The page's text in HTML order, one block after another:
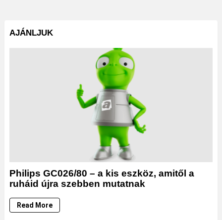
AJÁNLJUK
Philips GC026/80 – a kis eszköz, amitől a
ruháid újra szebben mutatnak
Read More